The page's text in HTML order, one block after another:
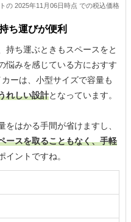
の 2025年11月06日時点 での税込価格
ち運びが便利
持ち運ぶときもスペースをと
悩みを感じている方におすす
ーは、小型サイズで容量も
れしい設計となっています。
はかる手間が省けますし、
ースを取ることもなく、手軽
イントですね。